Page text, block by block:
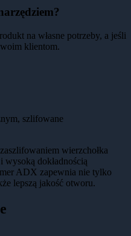
na własne potrzeby, a jeśli
klientom.
szlifowane
wierzchołka
wysoką dokładnością
ADX zapewnia nie tylko
lepszą jakość otworu.